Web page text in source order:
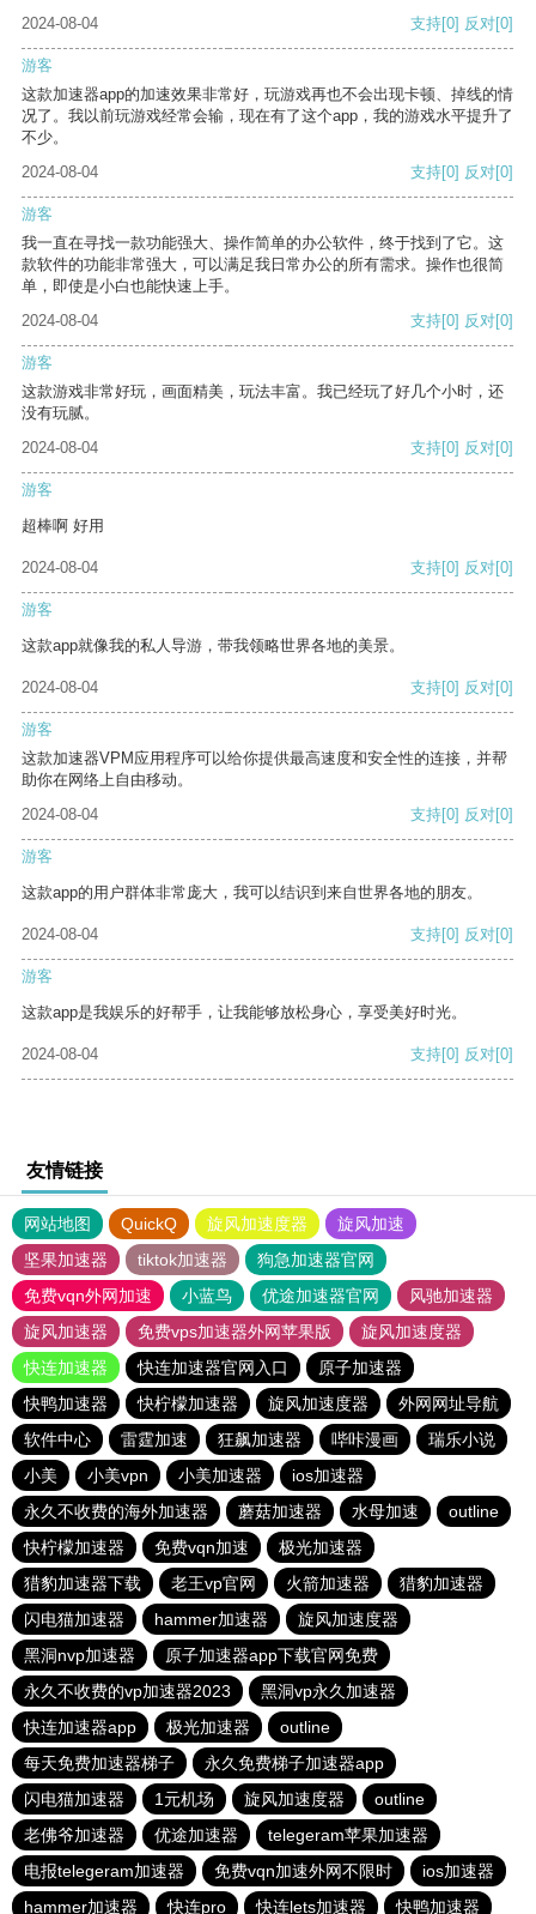
2024-08-04 支持[0] 反对[0]
游客
这款加速器app的加速效果非常好，玩游戏再也不会出现卡顿、掉线的情
况了。我以前玩游戏经常会输，现在有了这个app，我的游戏水平提升了
不少。
2024-08-04
支持[0] 反对[0]
游客
我一直在寻找一款功能强大、操作简单的办公软件，终于找到了它。这
款软件的功能非常强大，可以满足我日常办公的所有需求。操作也很简
单，即使是小白也能快速上手。
2024-08-04
支持[0] 反对[0]
游客
这款游戏非常好玩，画面精美，玩法丰富。我已经玩了好几个小时，还
没有玩腻。
2024-08-04
支持[0] 反对[0]
游客
超棒啊 好用
2024-08-04 支持[0] 反对[0]
游客
这款app就像我的私人导游，带我领略世界各地的美景。
2024-08-04 支持[0] 反对[0]
游客
这款加速器VPM应用程序可以给你提供最高速度和安全性的连接，并帮
助你在网络上自由移动。
2024-08-04
支持[0] 反对[0]
游客
这款app的用户群体非常庞大，我可以结识到来自世界各地的朋友。
2024-08-04 支持[0] 反对[0]
游客
这款app是我娱乐的好帮手，让我能够放松身心，享受美好时光。
2024-08-04 支持[0] 反对[0]
友情链接
网站地图 QuickQ 旋风加速度器
旋风加速
坚果加速器
tiktok加速器
狗急加速器官网
免费vqn外网加速
小蓝鸟 优途加速器官网
风驰加速器
旋风加速器
免费vps加速器外网苹果版
旋风加速度器
快连加速器
快连加速器官网入口
原子加速器
快鸭加速器
快柠檬加速器 旋风加速度器
外网网址导航
软件中心
雷霆加速 狂飙加速器 哔咔漫画
瑞乐小说
小美
小美vpn 小美加速器
ios加速器
永久不收费的海外加速器
蘑菇加速器 水母加速
outline
快柠檬加速器
免费vqn加速
极光加速器
猎豹加速器下载
老王vp官网 火箭加速器
猎豹加速器
闪电猫加速器
hammer加速器
旋风加速度器
黑洞nvp加速器
原子加速器app下载官网免费
永久不收费的vp加速器2023
黑洞vp永久加速器
快连加速器app
极光加速器
outline
每天免费加速器梯子
永久免费梯子加速器app
闪电猫加速器
1元机场 旋风加速度器
outline
老佛爷加速器
优途加速器
telegeram苹果加速器
电报telegeram加速器
免费vqn加速外网不限时
ios加速器
hammer加速器
快连pro 快连lets加速器 快鸭加速器